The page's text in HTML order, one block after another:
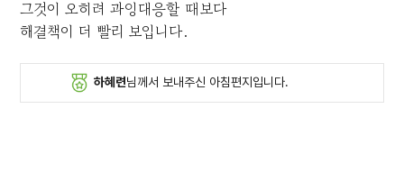
그것이 오히려 과잉대응할 때보다
해결책이 더 빨리 보입니다.
하혜련님께서 보내주신 아침편지입니다.